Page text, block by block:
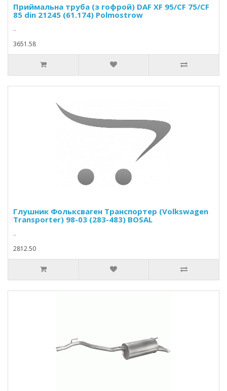
Приймальна труба (з гофрой) DAF XF 95/CF 75/CF
85 din 21245 (61.174) Polmostrow
..
3651.58
Глушник Фольксваген Транспортер (Volkswagen
Transporter) 98-03 (283-483) BOSAL
..
2812.50